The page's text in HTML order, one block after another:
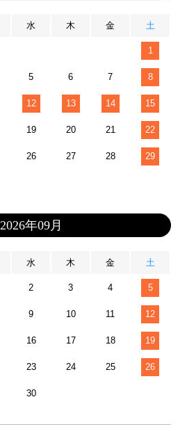
水 木 金 土
1
5 6 7 8
12 13 14 15
19 20 21 22
26 27 28 29
2026年09月
水 木 金 土
2 3 4 5
9 10 11 12
16 17 18 19
23 24 25 26
30